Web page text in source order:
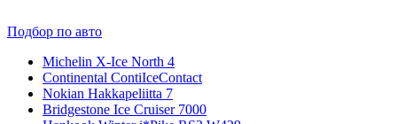
Подбор по авто
Michelin X-Ice North 4
Continental ContiIceContact
Nokian Hakkapeliitta 7
Bridgestone Ice Cruiser 7000